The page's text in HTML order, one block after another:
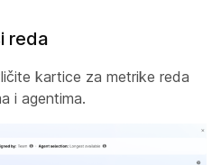
reda
kartice za metrike reda
i agentima.